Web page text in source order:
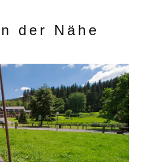
der Nähe